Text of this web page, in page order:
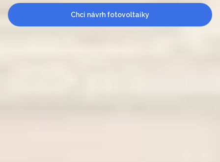
Chci návrh fotovoltaiky